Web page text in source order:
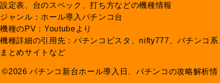
設定表、台のスペック、打ち方などの機種情報
ジャンル：ホール導入パチンコ台
機種のPV：Youtubeより
機種詳細の引用先：パチンコビスタ、nifty777、パチンコ系
まとめサイトなど
©2026 パチンコ新台ホール導入日、パチンコの攻略解析情